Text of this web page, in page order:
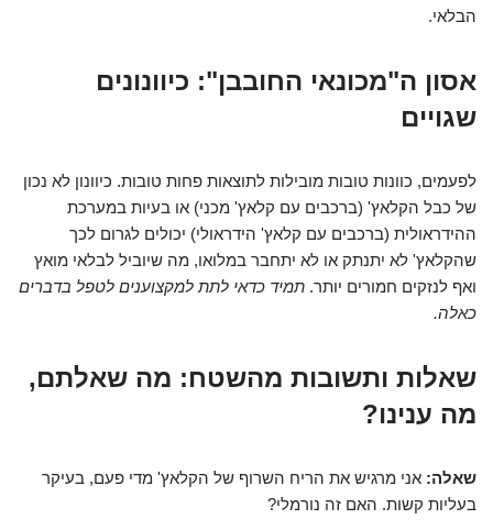
הבלאי.
אסון ה"מכונאי החובבן": כיוונונים
שגויים
לפעמים, כוונות טובות מובילות לתוצאות פחות טובות. כיוונון לא נכון
של כבל הקלאץ' (ברכבים עם קלאץ' מכני) או בעיות במערכת
ההידראולית (ברכבים עם קלאץ' הידראולי) יכולים לגרום לכך
שהקלאץ' לא יתנתק או לא יתחבר במלואו, מה שיוביל לבלאי מואץ
ואף לנזקים חמורים יותר. תמיד כדאי לתת למקצוענים לטפל בדברים
כאלה.
שאלות ותשובות מהשטח: מה שאלתם,
מה ענינו?
שאלה: אני מרגיש את הריח השרוף של הקלאץ' מדי פעם, בעיקר
בעליות קשות. האם זה נורמלי?